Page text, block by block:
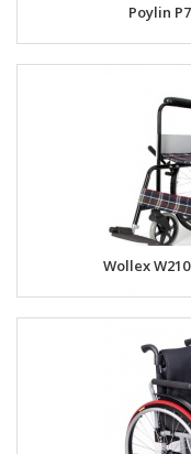
Poylin
Wollex